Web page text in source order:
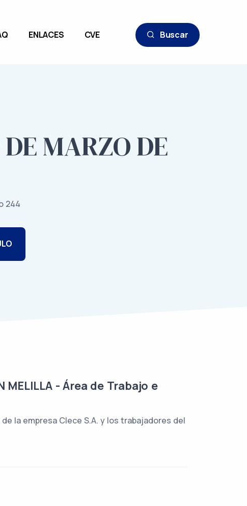
ENLACES CVE Buscar
MARZO DE
244
MELILLA - Área de Trabajo e
la empresa Clece S.A. y los trabajadores del